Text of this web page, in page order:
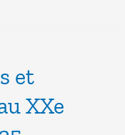
et
XXe